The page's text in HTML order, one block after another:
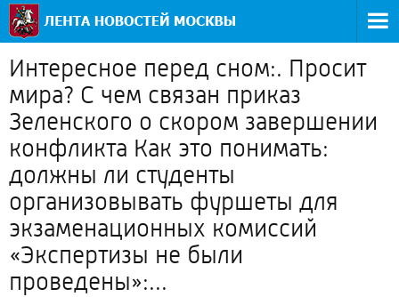
Интересное перед сном:. Просит
мира? С чем связан приказ
Зеленского о скором завершении
конфликта Как это понимать:
должны ли студенты
организовывать фуршеты для
экзаменационных комиссий
«Экспертизы не были
проведены»:...